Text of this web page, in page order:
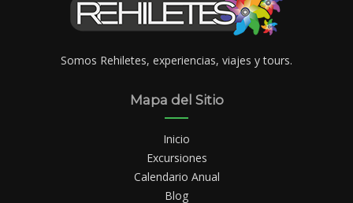
Somos Rehiletes, experiencias, viajes y tours.
Mapa del Sitio
Inicio
Excursiones
Calendario Anual
Blog